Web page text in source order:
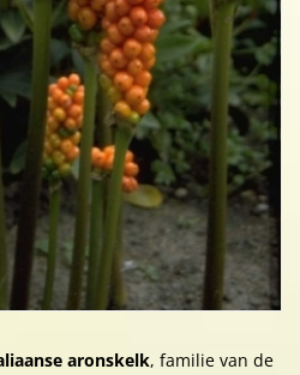
aronskelk, familie van de